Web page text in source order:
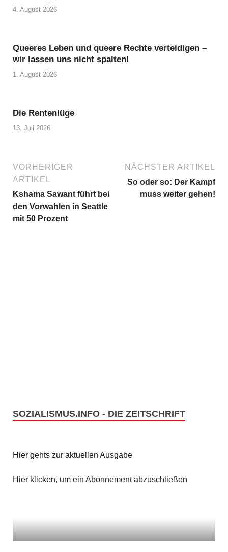
4. August 2026
Queeres Leben und queere Rechte verteidigen –
wir lassen uns nicht spalten!
1. August 2026
Die Rentenlüge
13. Juli 2026
VORHERIGER
ARTIKEL
Kshama Sawant führt bei
den Vorwahlen in Seattle
mit 50 Prozent
NÄCHSTER ARTIKEL
So oder so: Der Kampf
muss weiter gehen!
SOZIALISMUS.INFO - DIE ZEITSCHRIFT
Hier gehts zur aktuellen Ausgabe
Hier klicken, um ein Abonnement abzuschließen